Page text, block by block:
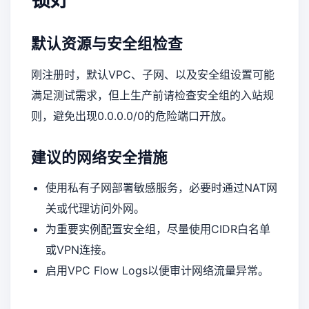
默认资源与安全组检查
刚注册时，默认VPC、子网、以及安全组设置可能
满足测试需求，但上生产前请检查安全组的入站规
则，避免出现0.0.0.0/0的危险端口开放。
建议的网络安全措施
使用私有子网部署敏感服务，必要时通过NAT网
关或代理访问外网。
为重要实例配置安全组，尽量使用CIDR白名单
或VPN连接。
启用VPC Flow Logs以便审计网络流量异常。